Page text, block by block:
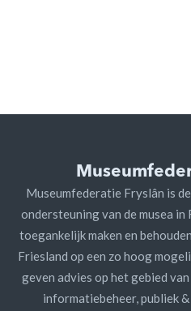
Museumfederatie Fryslân is
ondersteuning van de musea
toegankelijk maken en
Friesland op een zo hoog
geven advies op het gebied
informatiebeheer, publiek